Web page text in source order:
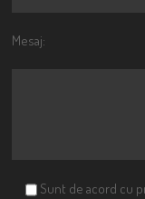
Mesaj:
Sunt de acord cu